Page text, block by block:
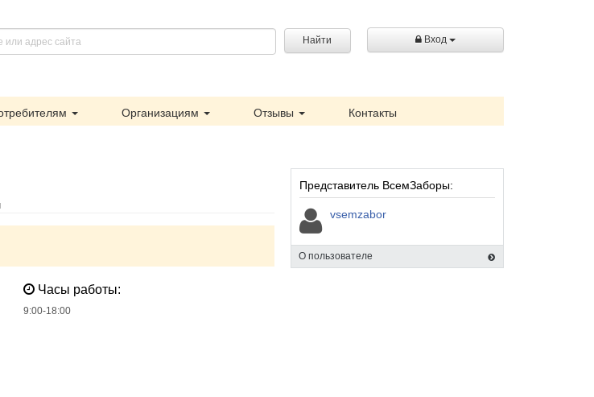
Найти Вход
Организациям Отзывы Контакты
Часы работы:
9:00-18:00
Представитель ВсемЗаборы:
vsemzabor
О пользователе